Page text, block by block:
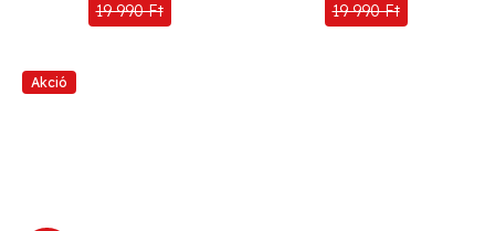
19 990 Ft 19 990 Ft
Akció